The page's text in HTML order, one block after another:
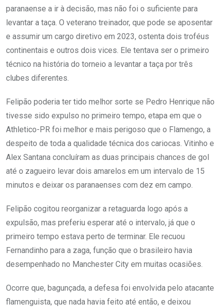
paranaense a ir à decisão, mas não foi o suficiente para
levantar a taça. O veterano treinador, que pode se aposentar
e assumir um cargo diretivo em 2023, ostenta dois troféus
continentais e outros dois vices. Ele tentava ser o primeiro
técnico na história do torneio a levantar a taça por três
clubes diferentes.
Felipão poderia ter tido melhor sorte se Pedro Henrique não
tivesse sido expulso no primeiro tempo, etapa em que o
Athletico-PR foi melhor e mais perigoso que o Flamengo, a
despeito de toda a qualidade técnica dos cariocas. Vitinho e
Alex Santana concluíram as duas principais chances de gol
até o zagueiro levar dois amarelos em um intervalo de 15
minutos e deixar os paranaenses com dez em campo.
Felipão cogitou reorganizar a retaguarda logo após a
expulsão, mas preferiu esperar até o intervalo, já que o
primeiro tempo estava perto de terminar. Ele recuou
Fernandinho para a zaga, função que o brasileiro havia
desempenhado no Manchester City em muitas ocasiões.
Ocorre que, bagunçada, a defesa foi envolvida pelo atacante
flamenguista, que nada havia feito até então, e deixou